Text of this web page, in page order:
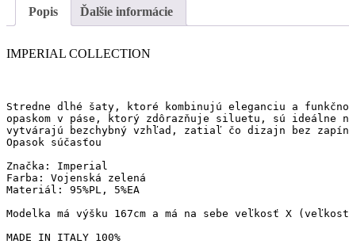
Popis Ďalšie informácie
IMPERIAL COLLECTION
Stredne dlhé šaty, ktoré kombinujú eleganciu a
opaskom v páse, ktorý zdôrazňuje siluetu, sú
vytvárajú bezchybný vzhľad, zatiaľ čo dizajn bez
Opasok súčasťou
Značka: Imperial
Farba: Vojenská zelená
Materiál: 95%PL, 5%EA
Modelka má výšku 167cm a má na sebe veľkosť X
MADE IN ITALY 100%